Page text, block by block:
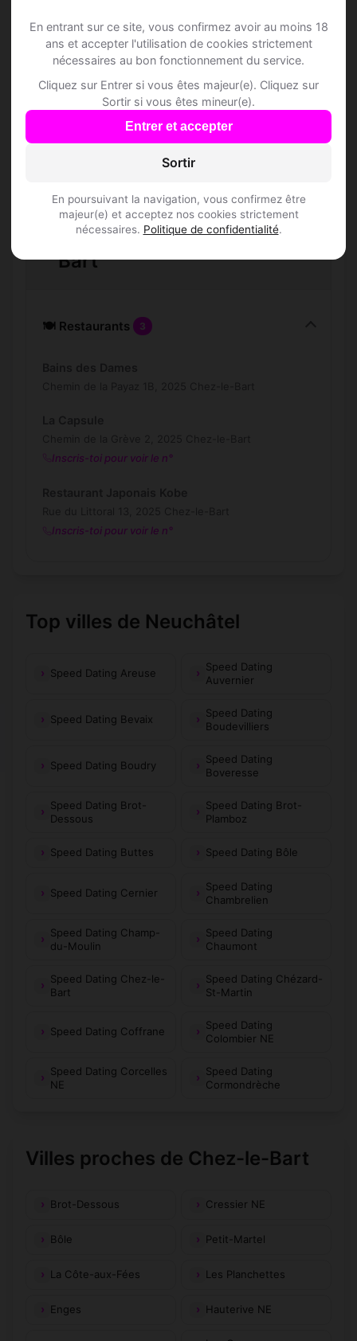
En entrant sur ce site, vous confirmez avoir au moins 18
ans et accepter l'utilisation de cookies strictement
nécessaires au bon fonctionnement du service.
Cliquez sur Entrer si vous êtes majeur(e). Cliquez sur
Sortir si vous êtes mineur(e).
Entrer et accepter
Sortir
En poursuivant la navigation, vous confirmez être
majeur(e) et acceptez nos cookies strictement
nécessaires. Politique de confidentialité.
Bart ?
L'inscription est-elle gratuite ?
Combien de membres Speed Dating sont
inscrits à Chez-le-Bart ?
Les profils sont-ils vérifiés ?
Lieux de sortie à Chez-le-
Bart
🍽️ Restaurants 3
Inscris-toi pour voir le n°
Inscris-toi pour voir le n°
Top villes de Neuchâtel
Speed Dating Areuse
Speed Dating
Auvernier
Speed Dating Bevaix
Speed Dating
Boudevilliers
Speed Dating Boudry
Speed Dating
Boveresse
Speed Dating Brot-
Dessous
Speed Dating Brot-
Plamboz
Speed Dating Buttes Speed Dating Bôle
Speed Dating Cernier
Speed Dating
Chambrelien
Speed Dating Champ-
du-Moulin
Speed Dating
Chaumont
Speed Dating Chez-le-
Bart
Speed Dating Chézard-
St-Martin
Speed Dating Coffrane
Speed Dating
Colombier NE
Speed Dating Corcelles
NE
Speed Dating
Cormondrèche
Villes proches de Chez-le-Bart
Brot-Dessous Cressier NE
Bôle Petit-Martel
La Côte-aux-Fées Les Planchettes
Enges Hauterive NE